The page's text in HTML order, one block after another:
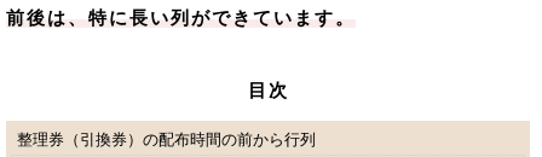
前後は、特に長い列ができています。
目次
整理券（引換券）の配布時間の前から行列